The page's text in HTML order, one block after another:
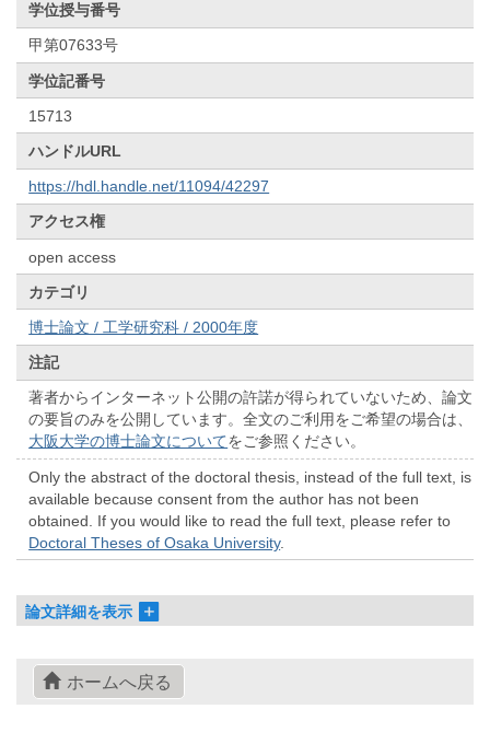
学位授与番号
甲第07633号
学位記番号
15713
ハンドルURL
https://hdl.handle.net/11094/42297
アクセス権
open access
カテゴリ
博士論文 / 工学研究科 / 2000年度
注記
著者からインターネット公開の許諾が得られていないため、論文
の要旨のみを公開しています。全文のご利用をご希望の場合は、
大阪大学の博士論文についてをご参照ください。
Only the abstract of the doctoral thesis, instead of the full text, is
available because consent from the author has not been
obtained. If you would like to read the full text, please refer to
Doctoral Theses of Osaka University.
論文詳細を表示
ホームへ戻る